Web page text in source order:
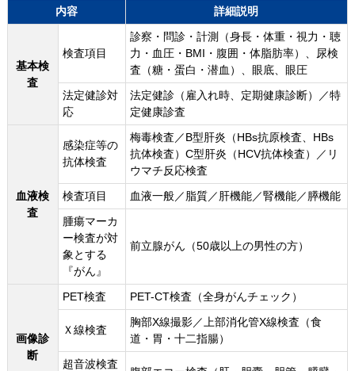
内容 詳細説明
基本検
査
検査項目
診察・問診・計測（身長・体重・視力・聴
力・血圧・BMI・腹囲・体脂肪率）、尿検
査（糖・蛋白・潜血）、眼底、眼圧
法定健診対
応
法定健診（雇入れ時、定期健康診断）／特
定健康診査
血液検
査
感染症等の
抗体検査
梅毒検査／B型肝炎（HBs抗原検査、HBs
抗体検査）C型肝炎（HCV抗体検査）／リ
ウマチ反応検査
検査項目
血液一般／脂質／肝機能／腎機能／膵機能
腫瘍マーカ
ー検査が対
象とする
『がん』
前立腺がん（50歳以上の男性の方）
画像診
断
PET検査 PET-CT検査（全身がんチェック）
Ｘ線検査
胸部X線撮影／上部消化管X線検査（食
道・胃・十二指腸）
超音波検査